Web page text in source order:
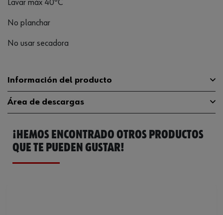
Lavar máx 40ºC
No planchar
No usar secadora
Información del producto
Material 100 % poliéster
Instrucciones para el cuidado
No limpiar en secoNo
Área de descargas
Guía de tallas guia-tallas
Catálogo General
¡HEMOS ENCONTRADO OTROS PRODUCTOS
QUE TE PUEDEN GUSTAR!